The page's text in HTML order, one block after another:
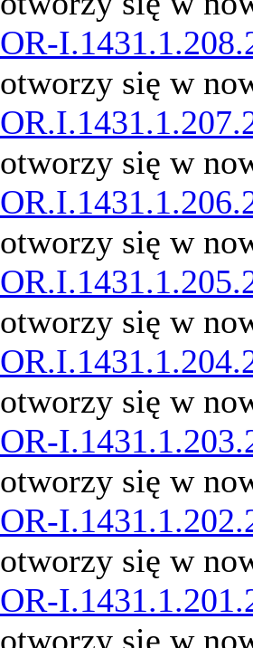
OR-
otworzy się w
otworzy się w
otworzy się w
otworzy się w
otworzy się w
OR-
otworzy się w
OR-
otworzy się w
OR-
otworzy się w